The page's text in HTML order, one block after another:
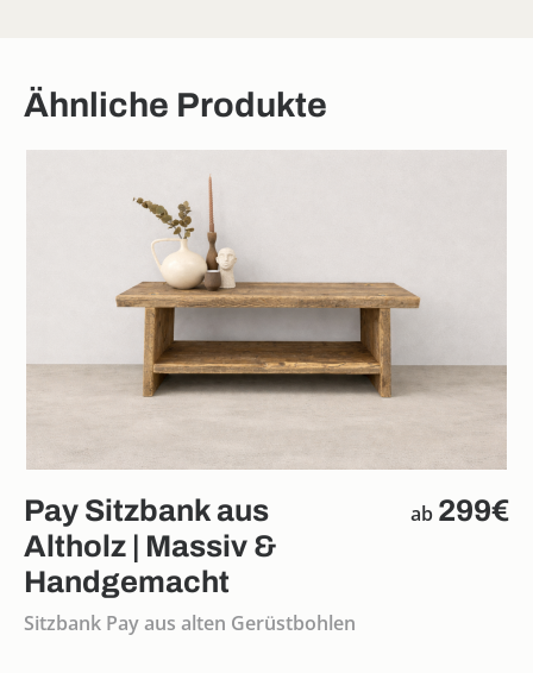
Ähnliche Produkte
Pay Sitzbank aus
Altholz | Massiv &
Handgemacht
ab 299€
Sitzbank Pay aus alten Gerüstbohlen